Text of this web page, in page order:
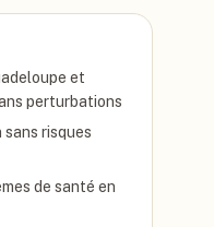
et
perturbations
risques
de santé en